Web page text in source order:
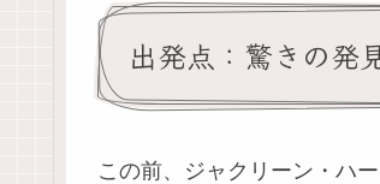
出発点：驚きの発
この前、ジャクリーン・ハ